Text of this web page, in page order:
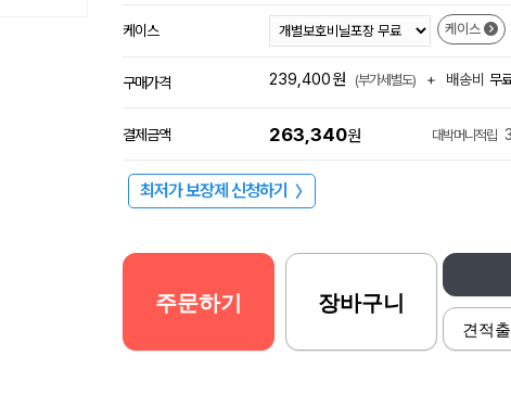
케이스 케이스
구매가격 239,400원 (부가세별도) + 배송비 무
결제금액 263,340원 대박머니적립
최저가 보장제 신청하기 〉
견적
주문하기 장바구니